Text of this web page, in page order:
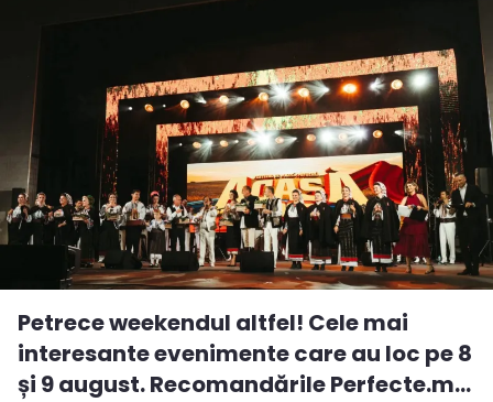
Petrece weekendul altfel! Cele mai
interesante evenimente care au loc pe 8
și 9 august. Recomandările Perfecte.m...